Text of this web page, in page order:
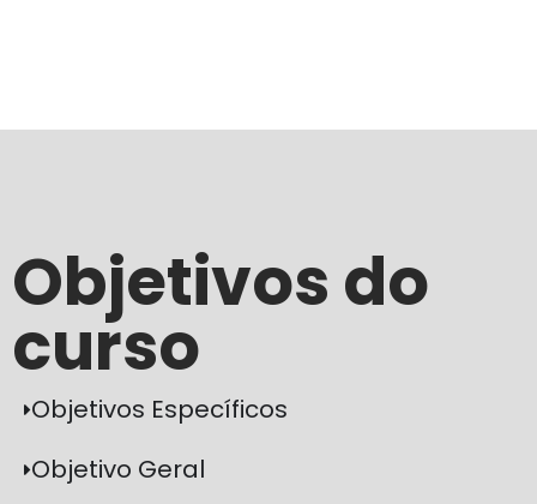
Objetivos do
curso
Objetivos Específicos
Objetivo Geral